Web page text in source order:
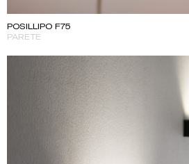
POSILLIPO F75
PARETE